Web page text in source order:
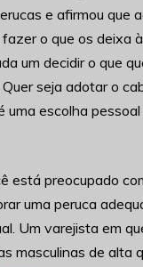
e afirmou que
o que os deixa
um decidir o que
seja adotar o
uma escolha
está preocupado
uma peruca
Um varejista em
masculinas de alta